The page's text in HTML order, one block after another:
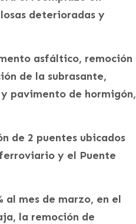
deterioradas y
asfáltico, remoción
de la subrasante,
pavimento de hormigón,
de 2 puentes ubicados
y el Puente
al mes de marzo, en el
la remoción de